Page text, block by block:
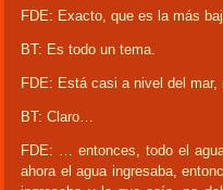
FDE: Exacto, que es la más
BT: Es todo un tema.
FDE: Está casi a nivel del
BT: Claro…
FDE: … entonces, todo el
ahora el agua ingresaba,